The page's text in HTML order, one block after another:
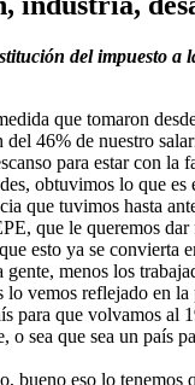
del impuesto a
que tomaron
46% de nuestro
para estar con
obtuvimos lo que
que tuvimos hasta
que le queremos
esto ya se convierta
menos los
vemos reflejado en
que volvamos al
sea que sea un
bueno eso lo